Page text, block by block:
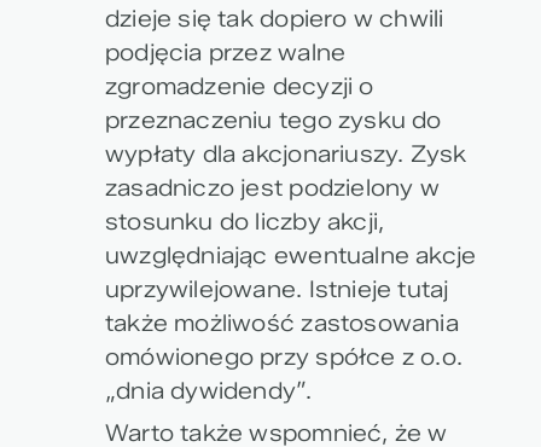
dzieje się tak dopiero w chwili
podjęcia przez walne
zgromadzenie decyzji o
przeznaczeniu tego zysku do
wypłaty dla akcjonariuszy. Zysk
zasadniczo jest podzielony w
stosunku do liczby akcji,
uwzględniając ewentualne akcje
uprzywilejowane. Istnieje tutaj
także możliwość zastosowania
omówionego przy spółce z o.o.
„dnia dywidendy”.
Warto także wspomnieć, że w